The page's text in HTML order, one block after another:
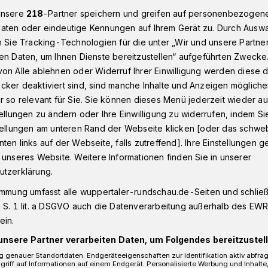
zum geplanten Tierschutzzentrum
um Prestige?“
„Pechpfoten“
218-Partner speichern und greifen auf
oder eindeutige Kennungen auf Ihrem Gerät zu. Durch
Sie Tracking-Technologien für die unter „Wir und unsere
Daten, um Ihnen Dienste bereitzustellen“ aufgeführten
Alle ablehnen oder Widerruf Ihrer Einwilligung werden diese
deaktiviert sind, sind manche Inhalte und Anzeigen
so relevant für Sie. Sie können dieses Menü jederzeit wieder
zu ändern oder Ihre Einwilligung zu widerrufen, indem
am unteren Rand der Webseite klicken [oder das
links auf der Webseite, falls zutreffend]. Ihre Einstellungen
Website. Weitere Informationen finden Sie in unserer
umfasst alle wuppertaler-rundschau.de-Seiten und
1 lit. a DSGVO auch die Datenverarbeitung außerhalb des
Partner verarbeiten Daten, um Folgendes
genauer Standortdaten. Endgeräteeigenschaften zur Identifikation aktiv
auf Informationen auf einem Endgerät. Personalisierte Werbung und